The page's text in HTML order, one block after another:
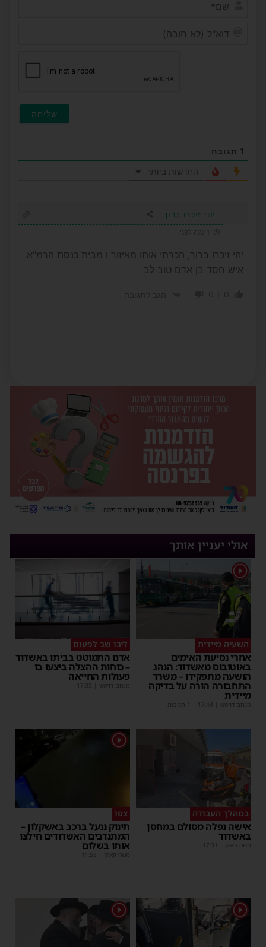
1 תגובה
החדשות ביותר
יהי זיכרו ברוך
יהי זיכרו ברוך, הכרתי אותו מאיזור ו מבית כנסת הרמ"א.
איש חסד בן אדם טוב לב
אולי יעניין אותך
1
השעיה מיידית
אחרי נסיעת האימים
באוטובוס מאשדוד: הנהג
הושעה מתפקידו – משרד
התחבורה הורה על בדיקה
מיידית
מנחם דויטש 17:44
ליבו שב לפעום
אדם התמוטט בביתו באשדוד
– כוחות ההצלה ביצעו בו
פעולות החייאה
מנחם דויטש 17:35
במהלך העבודה
אישה נפלה מסולם במחסן
באשדוד
משה קאהן 17:31
1
צפו
תינוק ננעל ברכב באשקלון –
המתנדבים האשדודים חילצו
אותו בשלום
משה קאהן 11:53
1
1